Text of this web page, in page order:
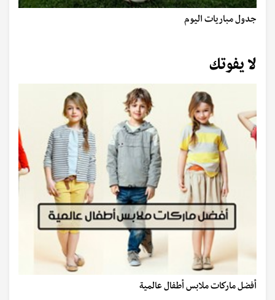
جدول مباريات اليوم
لا يفوتك
أفضل ماركات ملابس أطفال عالمية